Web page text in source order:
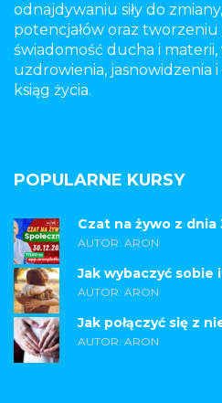
odnajdywaniu siły do
potencjałów oraz
świadomość ducha i
uzdrowienia, jasnowidzenia
ksiąg życia.
POPULARNE KURSY
Czat na żywo z
AUTOR: ARON
Jak wybaczyć sobie
AUTOR: ARON
Jak połączyć się z
AUTOR: ARON